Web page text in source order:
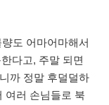
도 어마어마해서
다고, 주말 되면
까 정말 후덜덜하
여러 손님들로 북